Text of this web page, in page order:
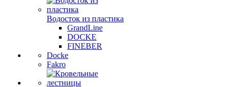
Водосток из пластика
GrandLine
DOCKE
FINEBER
Docke
Fakro